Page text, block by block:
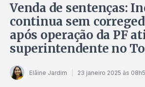
Venda de sentenças:
continua sem
após operação da PF
superintendente no
Elâine Jardim 23 janeiro 2025 às